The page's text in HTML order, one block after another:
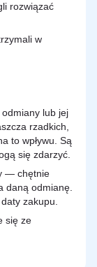
rozwiązać
w
lub jej
rzadkich,
to wpływu. Są
się zdarzyć.
— chętnie
daną odmianę.
zakupu.
się ze